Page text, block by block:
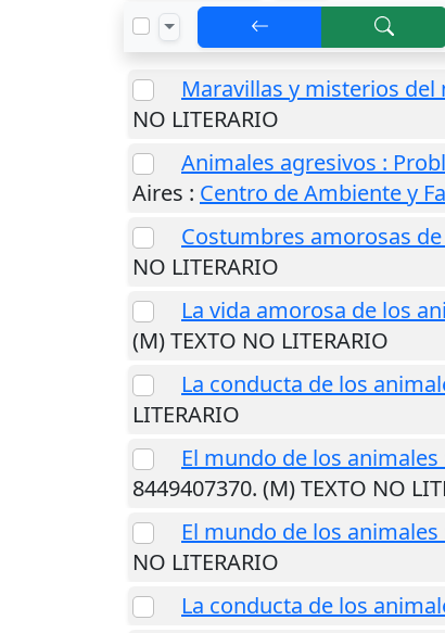
Maravillas y misterios
NO LITERARIO
Animales agresivos :
Aires : Centro de Ambiente y
Costumbres amorosas
NO LITERARIO
La vida amorosa de los
(M) TEXTO NO LITERARIO
La conducta de los
LITERARIO
El mundo de los
8449407370. (M) TEXTO NO
El mundo de los
NO LITERARIO
La conducta de los